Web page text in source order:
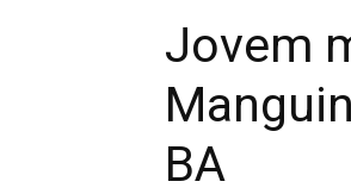
Jovem
BA